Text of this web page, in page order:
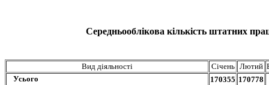
Середньооблікова кількість штатних
Вид діяльності Січень Лютий
Усього
170355 170778